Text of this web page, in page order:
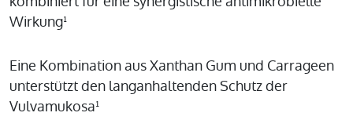
Wirkung¹
Eine Kombination aus Xanthan Gum und Carrageen
unterstützt den langanhaltenden Schutz der
Vulvamukosa¹